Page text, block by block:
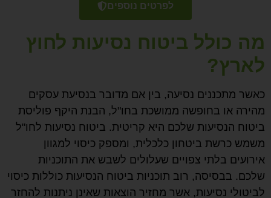
לפרטים נוספים
מה כולל ביטוח נסיעות לחוץ
לארץ?
כאשר מתכננים נסיעה, בין אם מדובר בנסיעת עסקים
מהירה או בחופשה ממושכת בחו"ל, הבנת היקף פוליסת
ביטוח הנסיעות שלכם היא קריטית. ביטוח נסיעות לחו"ל
משמש כרשת ביטחון כלכלית, ומספק כיסוי למגוון
אירועים בלתי צפויים שעלולים לשבש את התוכניות
שלכם. בבסיסה, רוב תוכניות ביטוח הנסיעות כוללות כיסוי
לביטולי נסיעות, אשר מחזיר הוצאות שאינן ניתנות להחזר